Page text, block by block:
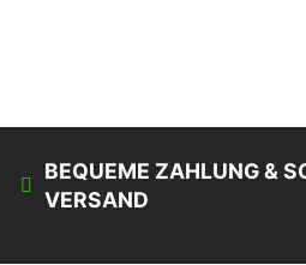
BEQUEME ZAHLUNG &
VERSAND